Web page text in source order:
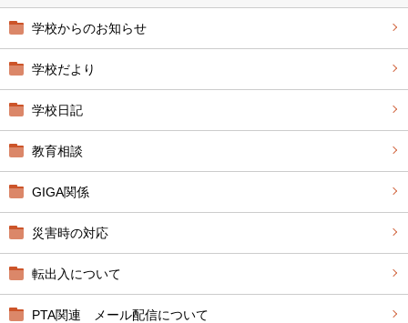
学校からのお知らせ
学校だより
学校日記
教育相談
GIGA関係
災害時の対応
転出入について
PTA関連 メール配信について